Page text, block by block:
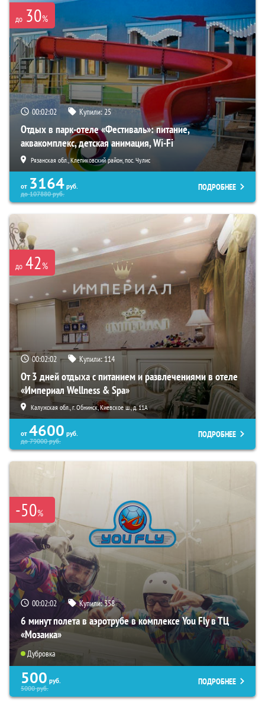
до 30%
00:02:01 Купили:25
Отдых в парк-отеле «Фестиваль»: питание,
аквакомплекс, детская анимация, Wi-Fi
Рязанская обл., Клепиковский район, пос. Чулис
от 3164 руб.
до107880руб.
ПОДРОБНЕЕ
до 42%
00:02:01 Купили:114
От 3 дней отдыха с питанием и развлечениями в отеле
«Империал Wellness & Spa»
Калужская обл., г. Обнинск, Киевское ш., д. 11А
от 4600 руб.
до79000руб.
ПОДРОБНЕЕ
-50%
00:02:01 Купили:358
6 минут полета в аэротрубе в комплексе You Fly в ТЦ
«Мозаика»
Дубровка
500 руб.
5000руб.
ПОДРОБНЕЕ